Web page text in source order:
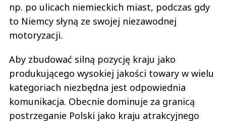
np. po ulicach niemieckich miast, podczas gdy
to Niemcy słyną ze swojej niezawodnej
motoryzacji.
Aby zbudować silną pozycję kraju jako
produkującego wysokiej jakości towary w wielu
kategoriach niezbędna jest odpowiednia
komunikacja. Obecnie dominuje za granicą
postrzeganie Polski jako kraju atrakcyjnego